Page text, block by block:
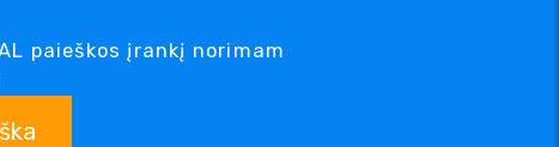
paieškos įrankį norimam